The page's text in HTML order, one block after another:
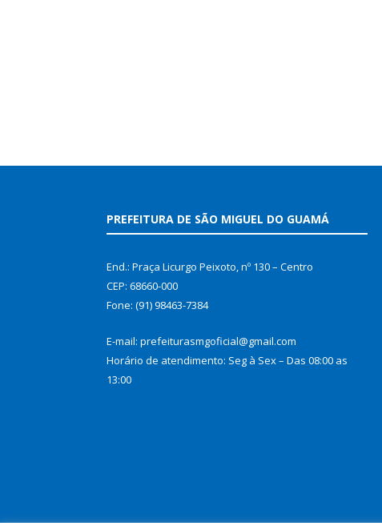
PREFEITURA DE SÃO MIGUEL DO GUAMÁ
End.: Praça Licurgo Peixoto, nº 130 – Centro
CEP: 68660-000
Fone: (91) 98463-7384
E-mail: prefeiturasmgoficial@gmail.com
Horário de atendimento: Seg à Sex – Das 08:00 as
13:00